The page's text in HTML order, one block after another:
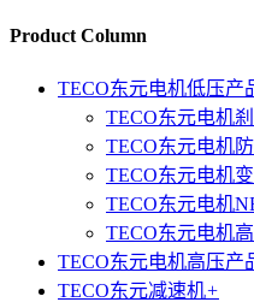
Product Column
TECO东元电机低压产
TECO东元电机
TECO东元电机
TECO东元电机
TECO东元电机
TECO东元电机
TECO东元电机高压产
TECO东元减速机+